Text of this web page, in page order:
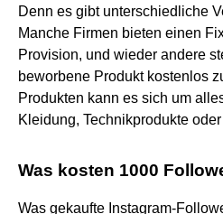
Denn es gibt unterschiedliche
Manche Firmen bieten einen
Provision, und wieder andere
beworbene Produkt kostenlos
Produkten kann es sich um
Kleidung, Technikprodukte
Was kosten 1000
Was gekaufte Instagram-